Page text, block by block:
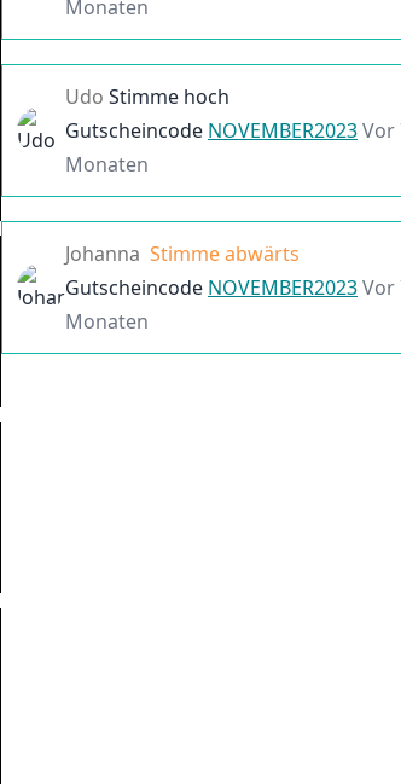
Monaten
Udo Stimme hoch
Gutscheincode NOVEMBER2023Vor
Monaten
Johanna Stimme abwärts
Gutscheincode NOVEMBER2023Vor
Monaten